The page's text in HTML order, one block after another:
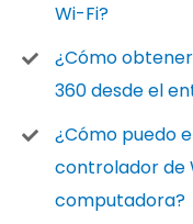
Wi-Fi?
¿Cómo
360 desde el
¿Cómo puedo
controlador de
computadora?